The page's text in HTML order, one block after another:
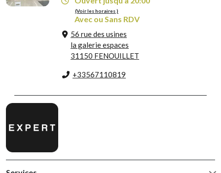
(Voir les horaires )
Avec ou Sans RDV
56 rue des usines
la galerie espaces
31150 FENOUILLET
+33567110819